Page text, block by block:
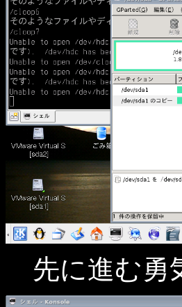
先に進む勇